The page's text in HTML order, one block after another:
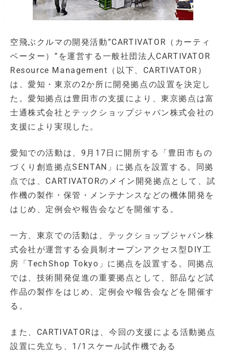
空飛ぶクルマの開発活動”CARTIVATOR（カーティ
ベーター）”を運営する一般社団法人CARTIVATOR
Resource Management（以下、CARTIVATOR）
は、愛知・東京の2か所に開発拠点の設置を決定し
た。愛知拠点は豊田市の支援により、東京拠点は富
士通株式会社とテックショップジャパン株式会社の
支援により実現した。
愛知での活動は、9月17日に開所する「豊田市もの
づくり創造拠点SENTAN」に拠点を設置する。同拠
点では、CARTIVATORのメイン開発拠点として、試
作機の製作・保管・メンテナンスなどの機体開発を
はじめ、定例会や報告会などを開催する。
一方、東京での活動は、テックショップジャパン株
式会社が運営する会員制オープンアクセス型DIY工
房「TechShop Tokyo」に拠点を設置する。同拠点
では、技術開発促進の重要拠点として、部品など試
作品の製作をはじめ、定例会や報告会などを開催す
る。
また、CARTIVATORは、今回の支援による活動拠点
設置に先立ち、1/1スケール試作機である